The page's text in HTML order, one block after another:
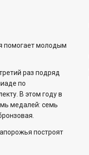
помогает молодым
раз подряд
по
В этом году в
медалей: семь
построят